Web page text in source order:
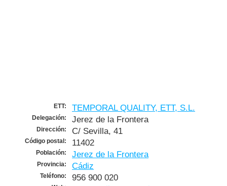
ETT: TEMPORAL QUALITY, ETT, S.L.
Delegación: Jerez de la Frontera
Dirección: C/ Sevilla, 41
Código postal: 11402
Población: Jerez de la Frontera
Provincia: Cádiz
Teléfono: 956 900 020